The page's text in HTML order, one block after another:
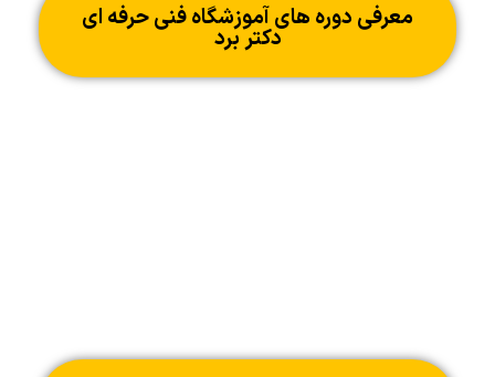
معرفی دوره های آموزشگاه فنی حرفه ای
دکتر برد